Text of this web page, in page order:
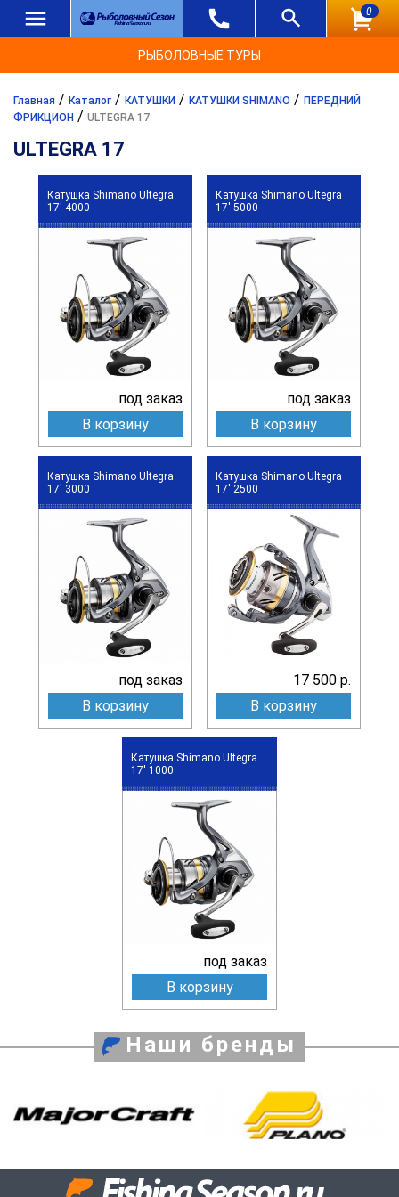
0
РЫБОЛОВНЫЕ ТУРЫ
Главная / Каталог / КАТУШКИ / КАТУШКИ SHIMANO / ПЕРЕДНИЙ
ФРИКЦИОН / ULTEGRA 17
ULTEGRA 17
Катушка Shimano Ultegra
17' 4000
под заказ
В корзину
Катушка Shimano Ultegra
17' 5000
под заказ
В корзину
Катушка Shimano Ultegra
17' 3000
под заказ
В корзину
Катушка Shimano Ultegra
17' 2500
17 500 р.
В корзину
Катушка Shimano Ultegra
17' 1000
под заказ
В корзину
Наши бренды